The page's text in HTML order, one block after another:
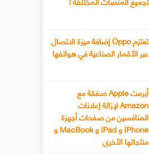
تعتزم Oppo إضافة ميزة الاتصال
عبر الأقمار الصناعية في هواتفها
أبرمت Apple صفقة مع
Amazon لإزالة إعلانات
المنافسين من صفحات أجهزة
iPhone و iPad و MacBook و
منتجاتها الأخرى